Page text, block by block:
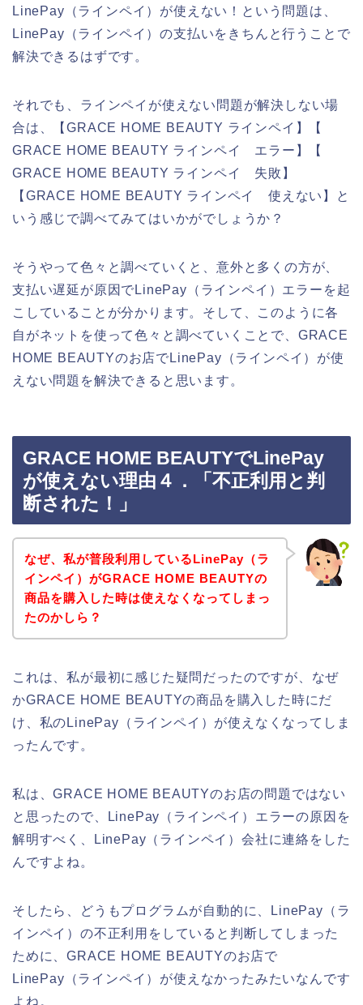
LinePay（ラインペイ）が使えない！という問題は、
LinePay（ラインペイ）の支払いをきちんと行うことで
解決できるはずです。
それでも、ラインペイが使えない問題が解決しない場
合は、【GRACE HOME BEAUTY ラインペイ】【
GRACE HOME BEAUTY ラインペイ エラー】【
GRACE HOME BEAUTY ラインペイ 失敗】
【GRACE HOME BEAUTY ラインペイ 使えない】と
いう感じで調べてみてはいかがでしょうか？
そうやって色々と調べていくと、意外と多くの方が、
支払い遅延が原因でLinePay（ラインペイ）エラーを起
こしていることが分かります。そして、このように各
自がネットを使って色々と調べていくことで、GRACE
HOME BEAUTYのお店でLinePay（ラインペイ）が使
えない問題を解決できると思います。
GRACE HOME BEAUTYでLinePay
が使えない理由４．「不正利用と判
断された！」
なぜ、私が普段利用しているLinePay（ラ
インペイ）がGRACE HOME BEAUTYの
商品を購入した時は使えなくなってしまっ
たのかしら？
これは、私が最初に感じた疑問だったのですが、なぜ
かGRACE HOME BEAUTYの商品を購入した時にだ
け、私のLinePay（ラインペイ）が使えなくなってしま
ったんです。
私は、GRACE HOME BEAUTYのお店の問題ではない
と思ったので、LinePay（ラインペイ）エラーの原因を
解明すべく、LinePay（ラインペイ）会社に連絡をした
んですよね。
そしたら、どうもプログラムが自動的に、LinePay（ラ
インペイ）の不正利用をしていると判断してしまった
ために、GRACE HOME BEAUTYのお店で
LinePay（ラインペイ）が使えなかったみたいなんです
よね。